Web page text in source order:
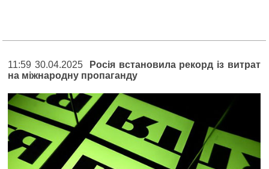
11:59 30.04.2025
Росія встановила рекорд із витрат
на міжнародну пропаганду